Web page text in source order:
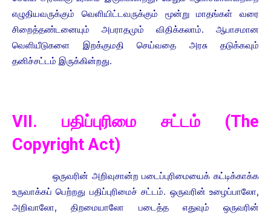
எழுதியவருக்கும் வெளியிட்டவருக்கும் மூன்று மாதங்கள் வரை
சிறைத்தண்டனையும் அபராதமும் விதிக்கலாம். ஆபாசமான
வெளியீடுகளை இறக்குமதி செய்வதை அரசு தடுக்கவும்
தனிச்சட்டம் இருக்கின்றது.
VII. பதிப்புரிமை சட்டம் (The
Copyright Act)
ஒருவரின் அறிவுசான்ற படைப்புரிமையைக் கட்டிக்காக்க
உருவாக்கப் பெற்றது பதிப்புரிமைச் சட்டம். ஒருவரின் உழைப்பாலோ,
அறிவாலோ, திறமையாலோ படைத்த எதுவும் ஒருவரின்